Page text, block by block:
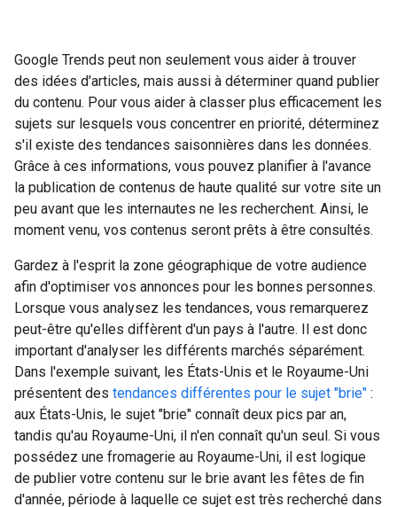
Google Trends peut non seulement vous aider à trouver
des idées d'articles, mais aussi à déterminer quand publier
du contenu. Pour vous aider à classer plus efficacement les
sujets sur lesquels vous concentrer en priorité, déterminez
s'il existe des tendances saisonnières dans les données.
Grâce à ces informations, vous pouvez planifier à l'avance
la publication de contenus de haute qualité sur votre site un
peu avant que les internautes ne les recherchent. Ainsi, le
moment venu, vos contenus seront prêts à être consultés.
Gardez à l'esprit la zone géographique de votre audience
afin d'optimiser vos annonces pour les bonnes personnes.
Lorsque vous analysez les tendances, vous remarquerez
peut-être qu'elles diffèrent d'un pays à l'autre. Il est donc
important d'analyser les différents marchés séparément.
Dans l'exemple suivant, les États-Unis et le Royaume-Uni
présentent des tendances différentes pour le sujet "brie" :
aux États-Unis, le sujet "brie" connaît deux pics par an,
tandis qu'au Royaume-Uni, il n'en connaît qu'un seul. Si vous
possédez une fromagerie au Royaume-Uni, il est logique
de publier votre contenu sur le brie avant les fêtes de fin
d'année, période à laquelle ce sujet est très recherché dans